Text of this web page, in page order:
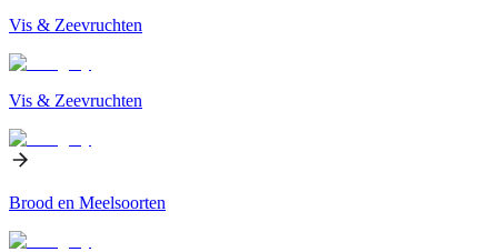
Vis & Zeevruchten
Vis & Zeevruchten
Brood en Meelsoorten